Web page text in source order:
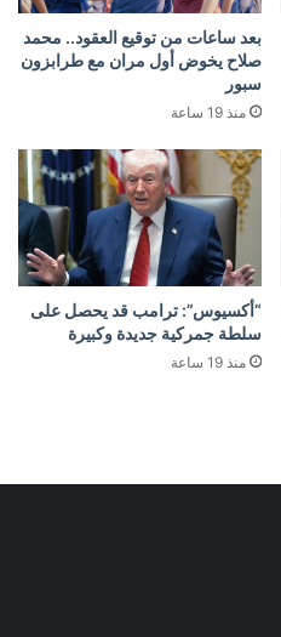
بعد ساعات من توقيع العقود.. محمد
صلاح يخوض أول مران مع طرابزون
سبور
منذ 19 ساعة
“أكسيوس”: ترامب قد يحصل على
سلطة جمركية جديدة وكبيرة
منذ 19 ساعة